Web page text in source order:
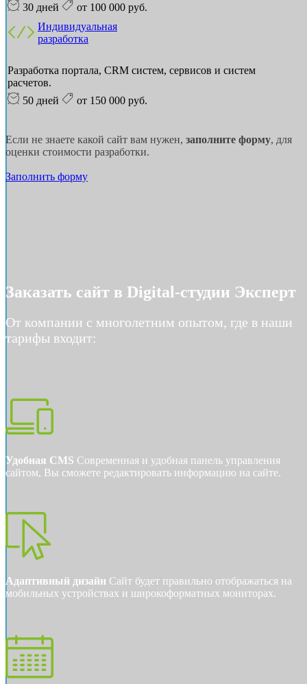
30 дней
от 100 000 руб.
Индивидуальная
разработка
Разработка портала, CRM систем, сервисов и систем
расчетов.
50 дней
от 150 000 руб.
Если не знаете какой сайт вам нужен, заполните форму, для
оценки стоимости разработки.
Заполнить форму
Заказать сайт в Digital-студии Эксперт
От компании с многолетним опытом, где в наши
тарифы входит:
Удобная CMS Современная и удобная панель управления
сайтом, Вы сможете редактировать информацию на сайте.
Адаптивный дизайн Сайт будет правильно отображаться на
мобильных устройствах и широкоформатных мониторах.